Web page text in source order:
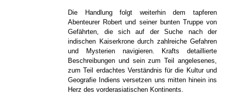
Die Handlung folgt weiterhin dem tapferen
Abenteurer Robert und seiner bunten Truppe von
Gefährten, die sich auf der Suche nach der
indischen Kaiserkrone durch zahlreiche Gefahren
und Mysterien navigieren. Krafts detaillierte
Beschreibungen und sein zum Teil angelesenes,
zum Teil erdachtes Verständnis für die Kultur und
Geografie Indiens versetzen uns mitten hinein ins
Herz des vorderasiatischen Kontinents.